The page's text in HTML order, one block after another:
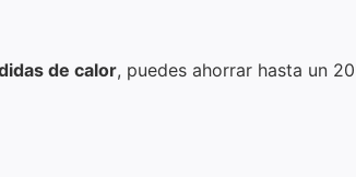
de calor, puedes ahorrar hasta un